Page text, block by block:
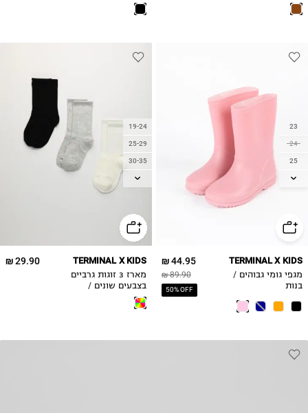
בנות
23
24
25
26
29
31
44.95 ₪
89.90 ₪
50% OFF
TERMINAL X KIDS
מגפי גומי גבוהים /
בנות
19-24
25-29
30-35
36-39
29.90 ₪ TERMINAL X KIDS
מארז 3 זוגות גרביים
בצבעים שונים /
ילדים